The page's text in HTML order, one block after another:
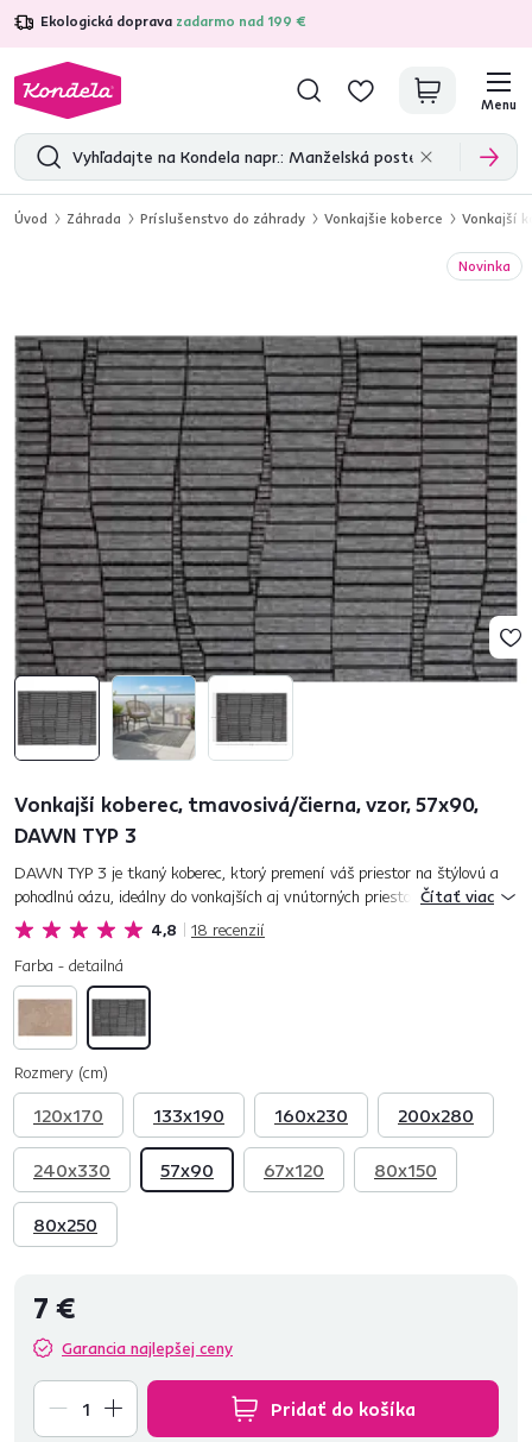
Ekologická doprava zadarmo nad 199 €
4,7 31 211overených produktových recenzií
Menu
Úvod Záhrada Príslušenstvo do záhrady Vonkajšie koberce Vonkajší
Novinka
Vonkajší koberec, tmavosivá/čierna, vzor, 57x90,
DAWN TYP 3
4,8 18 recenzií
DAWN TYP 3 je tkaný koberec, ktorý premení váš priestor na štýlovú a
pohodlnú oázu, ideálny do vonkajších aj vnútorných priestorov. Vyrobený
zo 100 % polypropylénu, jeho tmavosivá a čierna farba...
Čítať viac
Farba - detailná
Rozmery (cm)
120x170 133x190 160x230 200x280
240x330 57x90 67x120 80x150
80x250
7 €
Garancia najlepšej ceny
Pridať do košíka